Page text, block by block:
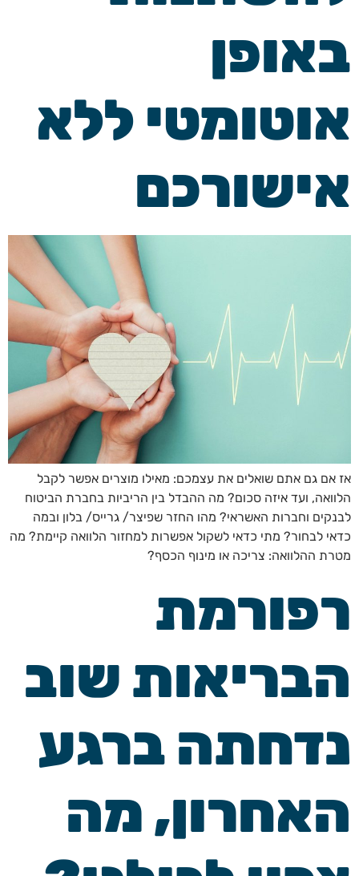
באופן
אוטומטי ללא
אישורכם
אז אם גם אתם שואלים את עצמכם: מאילו מוצרים אפשר לקבל
הלוואה, ועד איזה סכום? מה ההבדל בין הריביות בחברת הביטוח
לבנקים וחברות האשראי? מהו החזר שפיצר/ גרייס/ בלון ובמה
כדאי לבחור? מתי כדאי לשקול אפשרות למחזור הלוואה קיימת? מה
מטרת ההלוואה: צריכה או מינוף הכסף?
רפורמת
הבריאות שוב
נדחתה ברגע
האחרון, מה